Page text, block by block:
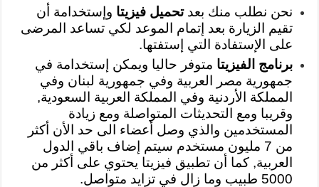
نحن نطلب منك بعدتحميل فيزيتا وإستخدامة أن
تقيم الزيارة بعد إتمام الموعد لكي تساعد المرضى
على الإستفادة التي إستفتها.
برنامج الفيزيتا متوفر حاليا ويمكن إستخدامة في
جمهورية مصر العربية وفي جمهورية لبنان وفي
المملكة الأردنية وفي المملكة العربية السعودية,
وقريبا ومع التحديثات المتواصلة ومع زيادة
المستخدمين والذي وصل أعضاء الى حد الأن أكثر
من 7 مليون مستخدم سيتم إضاف باقي الدول
العربية, كما أن تطبيق فيزيتا يحتوي على أكثر من
5000 طبيب وما زال في تزايد متواصل.